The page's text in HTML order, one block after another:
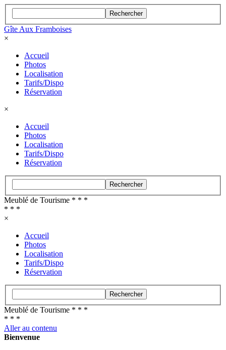
Rechercher
Gîte Aux Framboises
×
Accueil
Photos
Localisation
Tarifs/Dispo
Réservation
×
Accueil
Photos
Localisation
Tarifs/Dispo
Réservation
Rechercher
Meublé de Tourisme * * *
* * *
×
Accueil
Photos
Localisation
Tarifs/Dispo
Réservation
Rechercher
Meublé de Tourisme * * *
* * *
Aller au contenu
Bienvenue